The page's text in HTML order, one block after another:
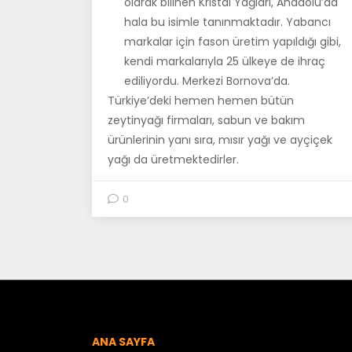
hala bu isimle tanınmaktadır. Yabancı
markalar için fason üretim yapıldığı gibi,
kendi markalarıyla 25 ülkeye de ihraç
ediliyordu. Merkezi Bornova’da.
Türkiye’deki hemen hemen bütün
zeytinyağı firmaları, sabun ve bakım
ürünlerinin yanı sıra, mısır yağı ve ayçiçek
yağı da üretmektedirler.
0
ANA SAYFA